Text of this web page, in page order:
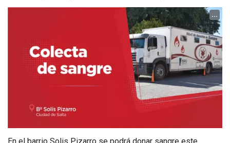
...
En el barrio Solis Pizarro se podrá donar sangre este